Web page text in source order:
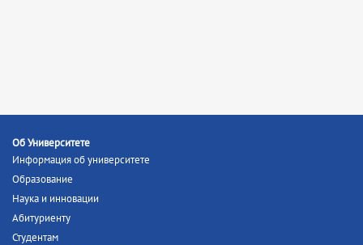
Об Университете
Информация об университете
Образование
Наука и инновации
Абитуриенту
Студентам